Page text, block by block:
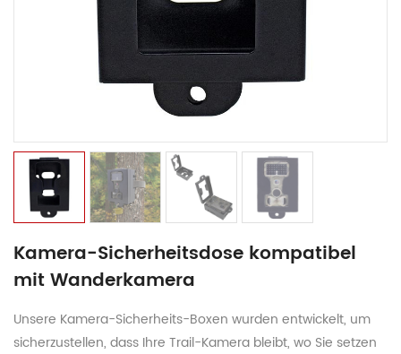
Kamera-Sicherheitsdose kompatibel
mit Wanderkamera
Unsere Kamera-Sicherheits-Boxen wurden entwickelt, um
sicherzustellen, dass Ihre Trail-Kamera bleibt, wo Sie setzen